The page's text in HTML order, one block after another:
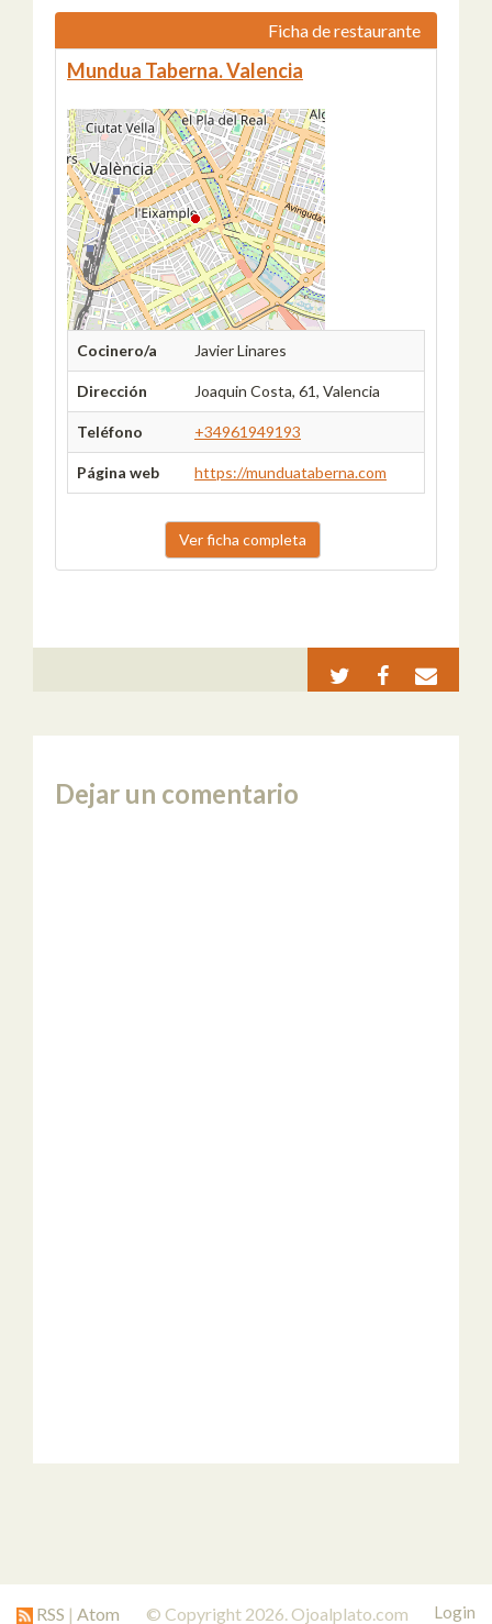
Ficha de restaurante
Mundua Taberna. Valencia
Cocinero/a Javier Linares
Dirección Joaquin Costa, 61, Valencia
Teléfono +34961949193
Página web https://munduataberna.com
Ver ficha completa
Dejar un comentario
RSS | Atom © Copyright 2026. Ojoalplato.com Login